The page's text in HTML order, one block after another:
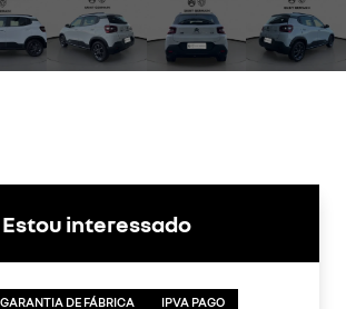
Estou interessado
GARANTIA DE FÁBRICA IPVA PAGO